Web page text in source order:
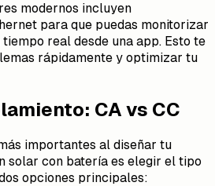
modernos incluyen
para que puedas monitorizar
real desde una app. Esto te
rápidamente y optimizar tu
CA vs CC
importantes al diseñar tu
solar con batería es elegir el tipo
opciones principales: